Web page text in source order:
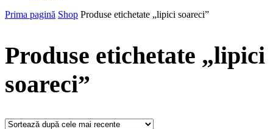
Prima pagină Shop Produse etichetate „lipici soareci”
Produse etichetate „lipici
soareci”